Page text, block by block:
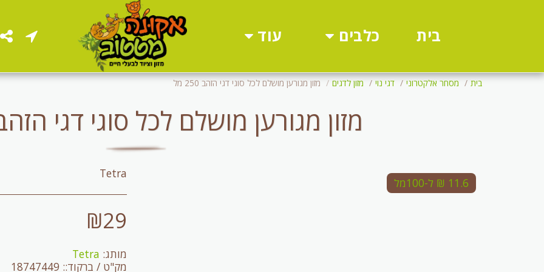
בית כלבים עוד
בית מסחר אלקטרוני דגי נוי מזון לדגים מזון מגורען מושלם לכל סוגי דגי הזהב 250 מל
מזון מגורען מושלם לכל סוגי דגי הזהב 250
11.6 ₪ ל-100מל
Tetra
₪29
מותג: Tetra
מק"ט / ברקוד:: 18747449